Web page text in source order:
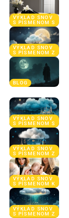
VÝKLAD SNOV
S PÍSMENOM S
VÝKLAD SNOV
S PÍSMENOM Z
BLOG
VÝKLAD SNOV
S PÍSMENOM S
VÝKLAD SNOV
S PÍSMENOM Z
VÝKLAD SNOV
S PÍSMENOM K
VÝKLAD SNOV
S PÍSMENOM Z